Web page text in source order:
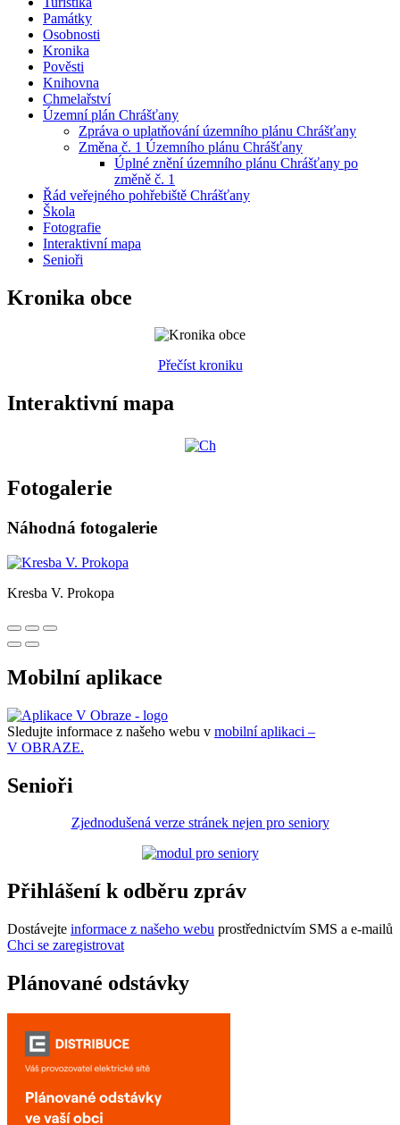
Památky
Osobnosti
Kronika
Pověsti
Knihovna
Chmelařství
Územní plán Chrášťany
Zpráva o uplatňování územního plánu Chrášťany
Změna č. 1 Územního plánu Chrášťany
Úplné znění územního plánu Chrášťany po
změně č. 1
Řád veřejného pohřebiště Chrášťany
Škola
Fotografie
Interaktivní mapa
Senioři
Kronika obce
Přečíst kroniku
Interaktivní mapa
Fotogalerie
Náhodná fotogalerie
Kresba V. Prokopa
Mobilní aplikace
Sledujte informace z našeho webu v mobilní aplikaci –
V OBRAZE.
Senioři
Zjednodušená verze stránek nejen pro seniory
Přihlášení k odběru zpráv
Dostávejte informace z našeho webu prostřednictvím SMS a e-mailů
Chci se zaregistrovat
Plánované odstávky